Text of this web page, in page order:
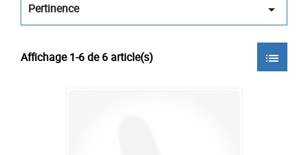
Pertinence 
Affichage 1-6 de 6 article(s) list